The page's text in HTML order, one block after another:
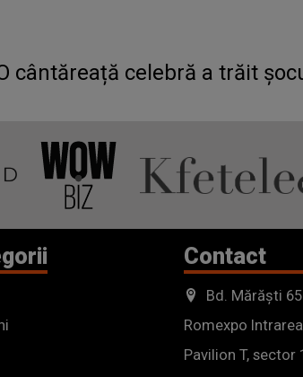
cântăreață celebră a trăit
Contact
Bd. Mărăști
Romexpo
Pavilion T, sector 1